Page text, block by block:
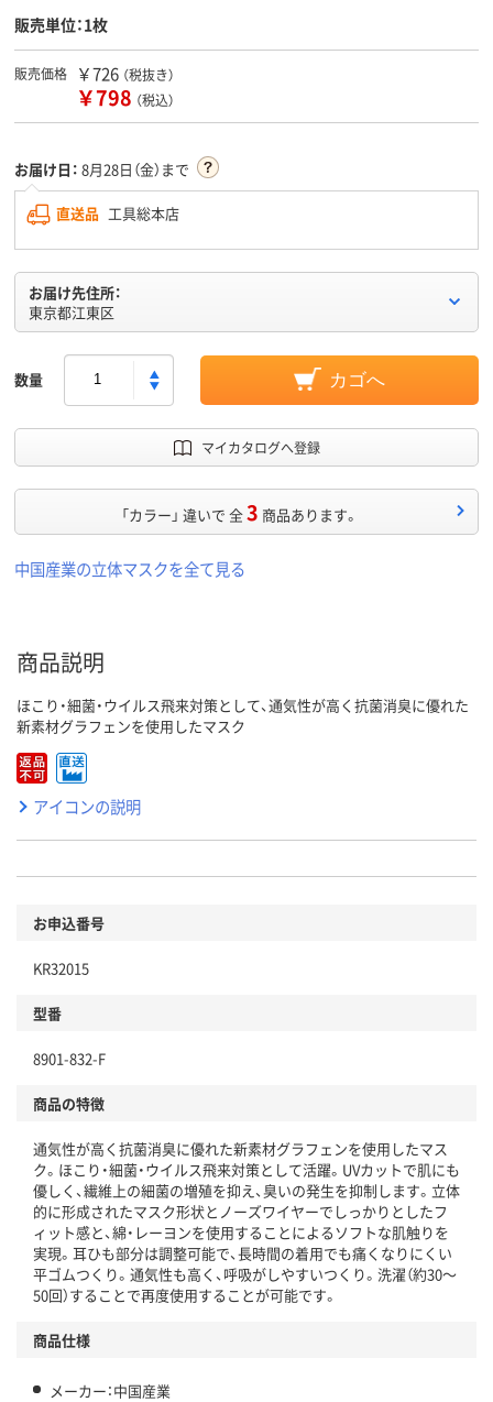
販売単位：1枚
販売価格 ￥726 （税抜き）
￥798 （税込）
お届け日： 8月28日（金）まで
直送品 工具総本店
お届け先住所：
東京都江東区
数量 カゴへ
マイカタログへ登録
「カラー」 違いで 全3 商品あります。
中国産業の立体マスクを全て見る
商品説明
ほこり・細菌・ウイルス飛来対策として、通気性が高く抗菌消臭に優れた
新素材グラフェンを使用したマスク
アイコンの説明
お申込番号
KR32015
型番
8901-832-F
商品の特徴
通気性が高く抗菌消臭に優れた新素材グラフェンを使用したマス
ク。ほこり・細菌・ウイルス飛来対策として活躍。UVカットで肌にも
優しく、繊維上の細菌の増殖を抑え、臭いの発生を抑制します。立体
的に形成されたマスク形状とノーズワイヤーでしっかりとしたフ
ィット感と、綿・レーヨンを使用することによるソフトな肌触りを
実現。耳ひも部分は調整可能で、長時間の着用でも痛くなりにくい
平ゴムつくり。通気性も高く、呼吸がしやすいつくり。洗濯（約30～
50回）することで再度使用することが可能です。
商品仕様
メーカー：中国産業